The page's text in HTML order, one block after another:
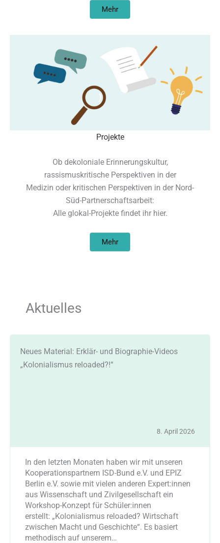
Mehr
Projekte
Ob dekoloniale Erinnerungskultur,
rassismuskritische Perspektiven in der
Medizin oder kritischen Perspektiven in der Nord-
Süd-Partnerschaftsarbeit:
Alle glokal-Projekte findet ihr hier.
Mehr
Aktuelles
Neues Material: Erklär- und Biographie-Videos
„Kolonialismus reloaded?!“
8. April 2026
In den letzten Monaten haben wir mit unseren
Kooperationspartnern ISD-Bund e.V. und EPIZ
Berlin e.V. sowie mit vielen anderen Expert:innen
aus Wissenschaft und Zivilgesellschaft ein
Workshop-Konzept für Schüler:innen
erstellt: „Kolonialismus reloaded? Wirtschaft
zwischen Macht und Geschichte“. Es basiert
methodisch auf unserem…